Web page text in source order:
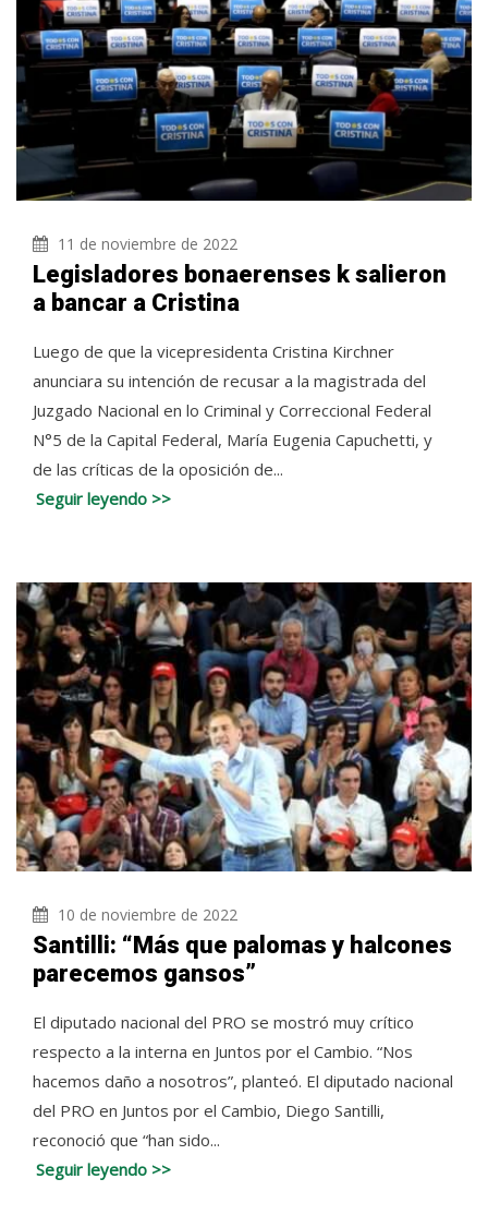
11 de noviembre de 2022
Legisladores bonaerenses k salieron
a bancar a Cristina
Luego de que la vicepresidenta Cristina Kirchner
anunciara su intención de recusar a la magistrada del
Juzgado Nacional en lo Criminal y Correccional Federal
N°5 de la Capital Federal, María Eugenia Capuchetti, y
de las críticas de la oposición de...
Seguir leyendo >>
10 de noviembre de 2022
Santilli: “Más que palomas y halcones
parecemos gansos”
El diputado nacional del PRO se mostró muy crítico
respecto a la interna en Juntos por el Cambio. “Nos
hacemos daño a nosotros”, planteó. El diputado nacional
del PRO en Juntos por el Cambio, Diego Santilli,
reconoció que “han sido...
Seguir leyendo >>